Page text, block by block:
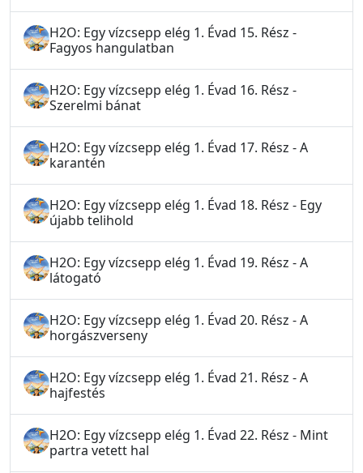
H2O: Egy vízcsepp elég 1. Évad 15. Rész -
Fagyos hangulatban
H2O: Egy vízcsepp elég 1. Évad 16. Rész -
Szerelmi bánat
H2O: Egy vízcsepp elég 1. Évad 17. Rész - A
karantén
H2O: Egy vízcsepp elég 1. Évad 18. Rész - Egy
újabb telihold
H2O: Egy vízcsepp elég 1. Évad 19. Rész - A
látogató
H2O: Egy vízcsepp elég 1. Évad 20. Rész - A
horgászverseny
H2O: Egy vízcsepp elég 1. Évad 21. Rész - A
hajfestés
H2O: Egy vízcsepp elég 1. Évad 22. Rész - Mint
partra vetett hal